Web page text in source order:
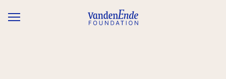
Overslaan en naar de inhoud gaan